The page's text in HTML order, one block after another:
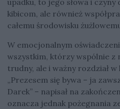
upadku, to jego słowa i czyny
kibicom, ale również
całemu środowisku
W emocjonalnym
wszystkim, którzy wspólnie z
trudny, ale i ważny rozdział w
„Prezesem się bywa – ja
Darek” – napisał na
oznacza jednak pożegnania